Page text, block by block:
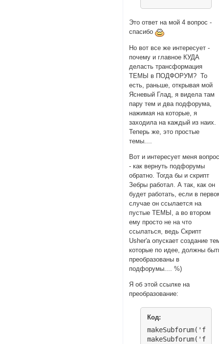
Это ответ на мой 4 вопрос -
спасибо
Но вот все же интересует -
почему и главное КУДА
деласть трансформация
ТЕМЫ в ПОДФОРУМ? То
есть, раньше, открывая мой
Ясневый Глад, я видела там
пару тем и два подфорума,
нажимая на которые, я
заходила на каждый из наих.
Теперь же, это простые
темы....
Вот и интересует меня
- как вернуть подфорумы
обратно. Тогда бы и скрипт
Зебры работал. А так, как он
будет работать, если в
случае он ссылается на
пустые ТЕМЫ, а во втором
ему просто не на что
ссылаться, ведь Скрипт
Usher'а опускает создание
которые по идее, должны
преобразованы в
подфорумы.... %)
Я об этой ссылке на
преобразование:
Код: